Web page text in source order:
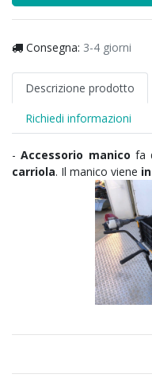
Consegna: 3-4 giorni
Descrizione prodotto
Richiedi informazioni
-Accessorio manico fa
carriola. Il manico viene